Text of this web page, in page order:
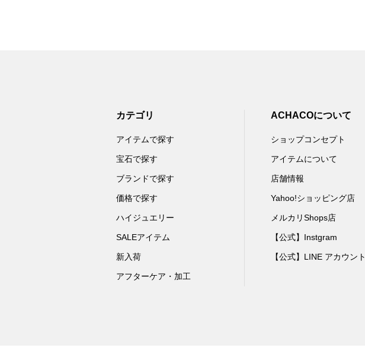
カテゴリ
アイテムで探す
宝石で探す
ブランドで探す
価格で探す
ハイジュエリー
SALEアイテム
新入荷
アフターケア・加工
ACHACOについて
ショップコンセプト
アイテムについて
店舗情報
Yahoo!ショッピング店
メルカリShops店
【公式】Instgram
【公式】LINE アカウント